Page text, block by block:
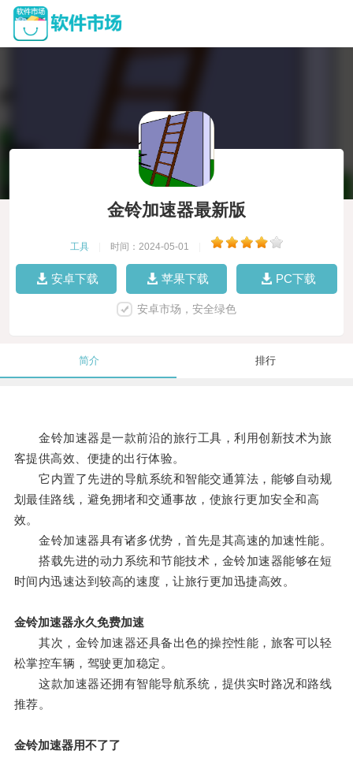
金铃加速器最新版
工具 时间：2024-05-01
安卓下载 苹果下载 PC下载
安卓市场，安全绿色
简介 排行
金铃加速器是一款前沿的旅行工具，利用创新技术为旅
客提供高效、便捷的出行体验。
它内置了先进的导航系统和智能交通算法，能够自动规
划最佳路线，避免拥堵和交通事故，使旅行更加安全和高
效。
金铃加速器具有诸多优势，首先是其高速的加速性能。
搭载先进的动力系统和节能技术，金铃加速器能够在短
时间内迅速达到较高的速度，让旅行更加迅捷高效。
金铃加速器永久免费加速
其次，金铃加速器还具备出色的操控性能，旅客可以轻
松掌控车辆，驾驶更加稳定。
这款加速器还拥有智能导航系统，提供实时路况和路线
推荐。
金铃加速器用不了了